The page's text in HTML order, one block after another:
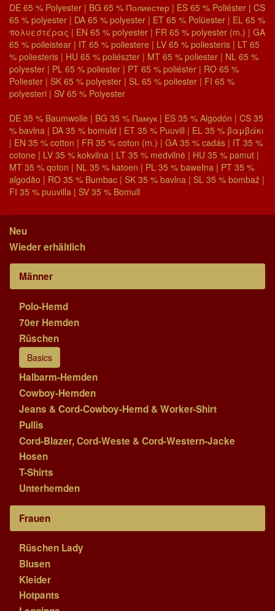
DE 65 % Polyester | BG 65 % Полиестер | ES 65 % Poliéster | CS
65 % polyester | DA 65 % polyester | ET 65 % Polüester | EL 65 %
πολυεστέρας | EN 65 % polyester | FR 65 % polyester (m.) | GA
65 % poileistear | IT 65 % poliestere | LV 65 % poliesteris | LT 65
% poliesteris | HU 65 % poliészter | MT 65 % poliester | NL 65 %
polyester | PL 65 % poliester | PT 65 % poliéster | RO 65 %
Poliester | SK 65 % polyester | SL 65 % poliester | FI 65 %
polyesteri | SV 65 % Polyester
DE 35 % Baumwolle | BG 35 % Памук | ES 35 % Algodón | CS 35
% bavlna | DA 35 % bomuld | ET 35 % Puuvill | EL 35 % βαμβάκι
| EN 35 % cotton | FR 35 % coton (m.) | GA 35 % cadás | IT 35 %
cotone | LV 35 % kokvilna | LT 35 % medvilnė | HU 35 % pamut |
MT 35 % qoton | NL 35 % katoen | PL 35 % bawełna | PT 35 %
algodão | RO 35 % Bumbac | SK 35 % bavlna | SL 35 % bombaž |
FI 35 % puuvilla | SV 35 % Bomull
Neu
Wieder erhältlich
Männer
Polo-Hemd
70er Hemden
Rüschen
Basics
Halbarm-Hemden
Cowboy-Hemden
Jeans & Cord-Cowboy-Hemd & Worker-Shirt
Pullis
Cord-Blazer, Cord-Weste & Cord-Western-Jacke
Hosen
T-Shirts
Unterhemden
Frauen
Rüschen Lady
Blusen
Kleider
Hotpants